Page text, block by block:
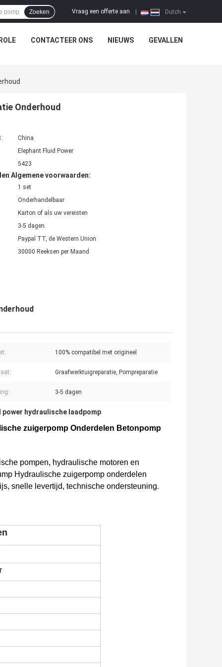
Dutch
Vraag een offerte aan
Zoeken
CONTACTEER ONS NIEUWS GEVALLEN
Onderhoud
China
Elephant Fluid Power
5423
Algemene voorwaarden:
1 set
Onderhandelbaar
Karton of als uw vereisten
3-5 dagen
Paypal TT, de Western Union
30000 Reeksen per Maand
100% compatibel met origineel
Graafwerktuigreparatie, Pompreparatie
3-5 dagen
power hydraulische laadpomp
zuigerpomp Onderdelen Betonpomp
pompen, hydraulische motoren en
Hydraulische zuigerpomp onderdelen
snelle levertijd, technische ondersteuning.